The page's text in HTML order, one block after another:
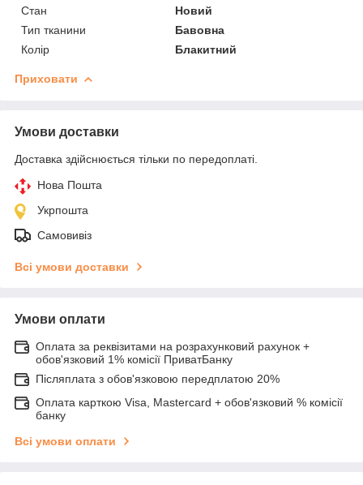
Стан
Новий
Тип тканини
Бавовна
Колір
Блакитний
Приховати
Умови доставки
Доставка здійснюється тільки по передоплаті.
Нова Пошта
Укрпошта
Самовивіз
Всі умови доставки
Умови оплати
Оплата за реквізитами на розрахунковий рахунок +
обов'язковий 1% комісії ПриватБанку
Післяплата з обов'язковою передплатою 20%
Оплата карткою Visa, Mastercard + обов'язковий % комісії
банку
Всі умови оплати